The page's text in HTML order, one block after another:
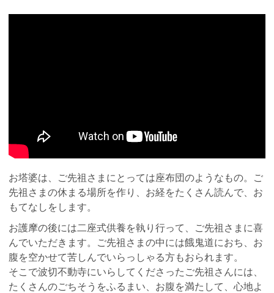
お塔婆は、ご先祖さまにとっては座布団のようなもの。ご
先祖さまの休まる場所を作り、お経をたくさん読んで、お
もてなしをします。
お護摩の後には二座式供養を執り行って、ご先祖さまに喜
んでいただきます。ご先祖さまの中には餓鬼道におち、お
腹を空かせて苦しんでいらっしゃる方もおられます。
そこで波切不動寺にいらしてくださったご先祖さんには、
たくさんのごちそうをふるまい、お腹を満たして、心地よ